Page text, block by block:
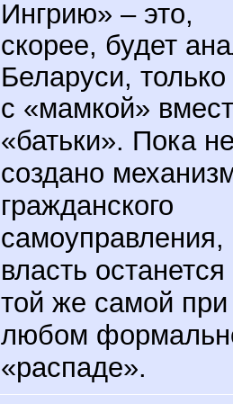
Ингрию» – это,
скорее, будет
Беларуси, только
с «мамкой»
«батьки». Пока
создано
гражданского
самоуправления,
власть останется
той же самой при
любом
«распаде».